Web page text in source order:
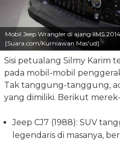
Mobil Jeep Wrangler di ajang IIMS
[Suara.com/Kurniawan Mas'ud]
Sisi petualang Silmy Karim
pada mobil-mobil
Tak tanggung-tanggung,
yang dimiliki. Berikut
Jeep CJ7 (1988): SUV
legendaris di masanya,